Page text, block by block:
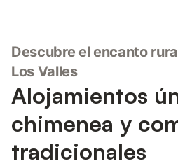
Descubre el encanto
Los Valles
Alojamientos
chimenea y
tradicionales